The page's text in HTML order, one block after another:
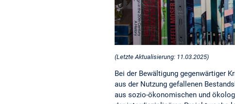
(Letzte Aktualisierung: 11.03.2025)
Bei der Bewältigung gegenwärtiger
aus der Nutzung gefallenen
aus sozio-ökonomischen und